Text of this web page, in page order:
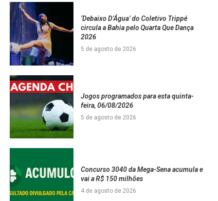
‘Debaixo D’Água’ do Coletivo Trippé
circula a Bahia pelo Quarta Que Dança
2026
5 de agosto de 2026
Jogos programados para esta quinta-
feira, 06/08/2026
5 de agosto de 2026
Concurso 3040 da Mega-Sena acumula e
vai a R$ 150 milhões
4 de agosto de 2026